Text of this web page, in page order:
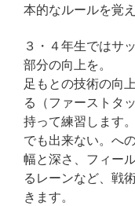
本的なルールを覚
３・４年生ではサ
部分の向上を。
足もとの技術の向
る（ファーストタ
持って練習します
でも出来ない。への
幅と深さ、フィー
るレーンなど、戦
きます。